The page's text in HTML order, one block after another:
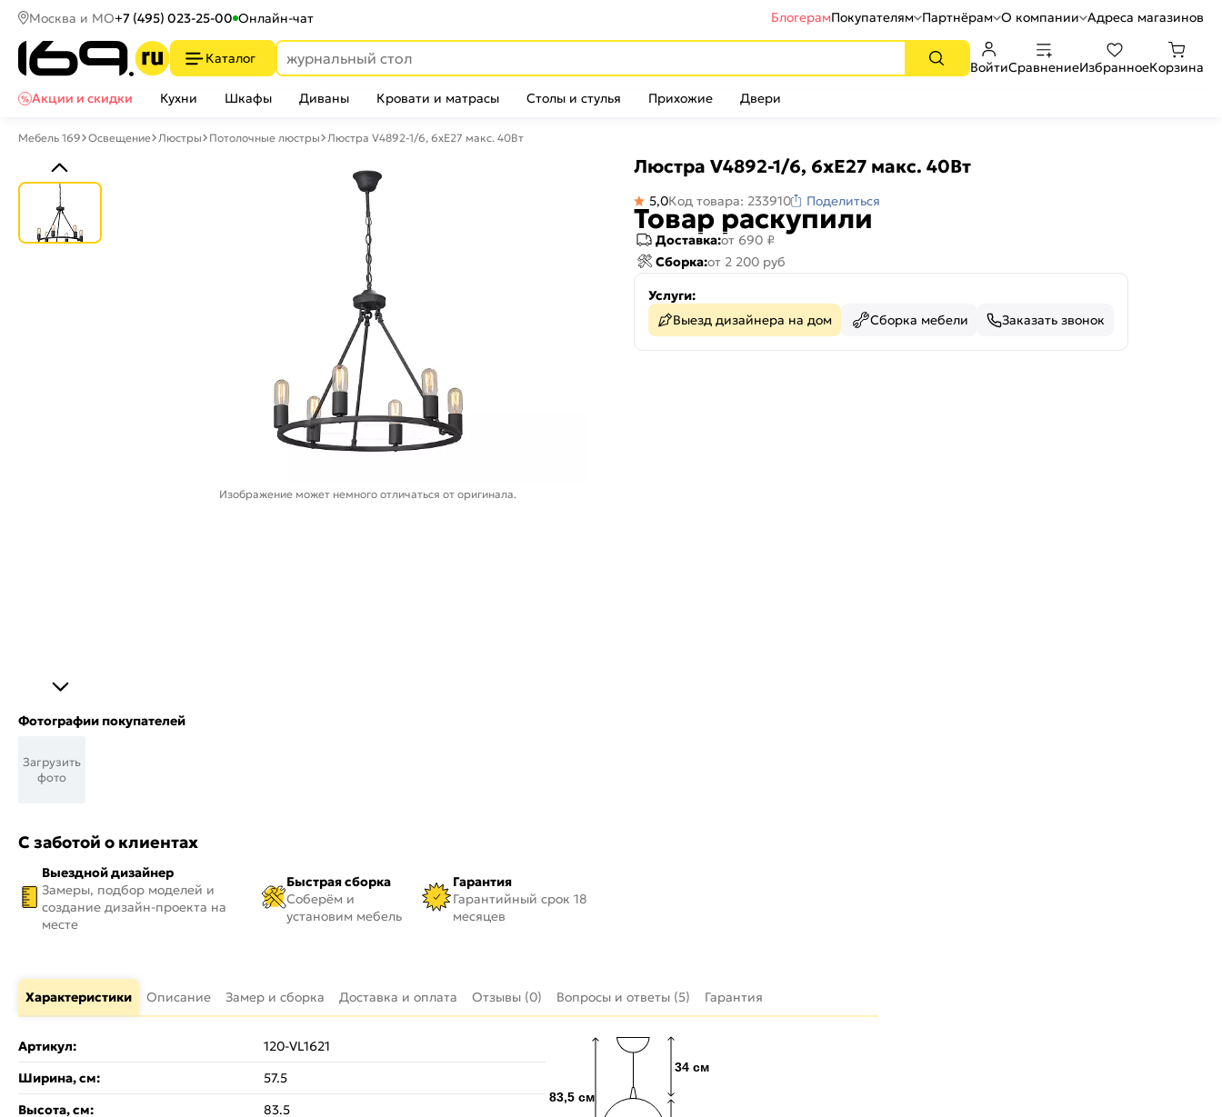
Москва и МО+7 (495) 023-25-00 Онлайн-чат БлогерамПокупателям Партнёрам О компании Адреса магазинов
Каталог
ВойтиСравнениеИзбранноеКорзина
Акции и скидки
Кухни Шкафы Диваны Кровати и матрасы Столы и стулья Прихожие Двери
Мебель 169 Освещение Люстры Потолочные люстры Люстра V4892-1/6, 6хЕ27 макс. 40Вт
Изображение может немного отличаться от оригинала.
Фотографии покупателей
Загрузить
фото
С заботой о клиентах
Выездной дизайнер
Замеры, подбор моделей и
создание дизайн-проекта на
месте
Быстрая сборка
Соберём и
установим мебель
Гарантия
Гарантийный срок 18
месяцев
Люстра V4892-1/6, 6хЕ27 макс. 40Вт
5,0Код товара: 233910 Поделиться
Товар раскупили
Доставка:от 690 ₽
Сборка:от 2 200 руб
Услуги:
Выезд дизайнера на дом
Сборка мебели Заказать звонок
Характеристики Описание Замер и сборка Доставка и оплата Отзывы (0) Вопросы и ответы (5) Гарантия
Артикул:
120-VL1621
Ширина, см:
57.5
Высота, см:
83.5